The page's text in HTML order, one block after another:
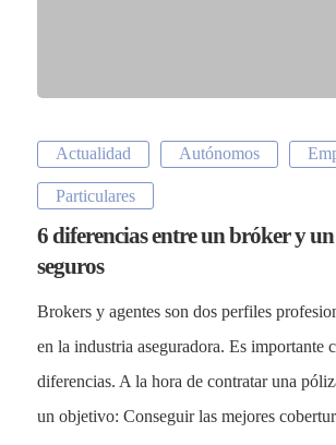
Actualidad Autónomos
Particulares
6 diferencias entre un bróker y un
seguros
Brokers y agentes son dos perfiles
en la industria aseguradora. Es importante
diferencias. A la hora de contratar una
un objetivo: Conseguir las mejores